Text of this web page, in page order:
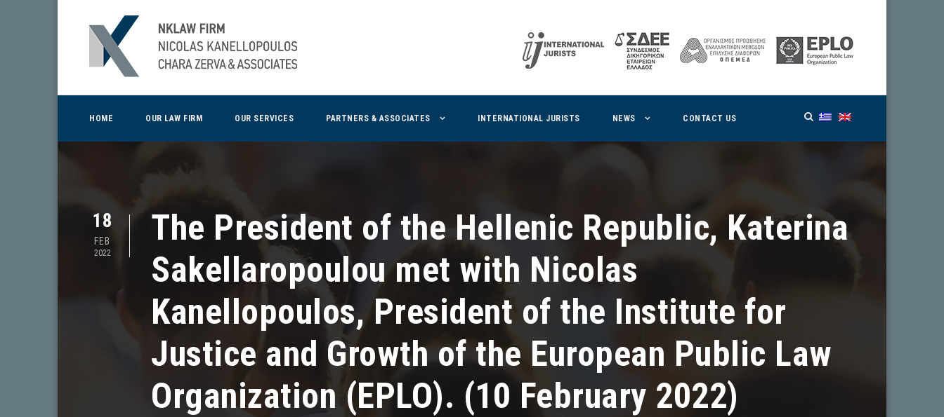
HOME OUR LAW FIRM OUR SERVICES PARTNERS & ASSOCIATES INTERNATIONAL JURISTS NEWS CONTACT US
18
FEB
2022
The President of the Hellenic Republic, Katerina
Sakellaropoulou met with Nicolas
Kanellopoulos, President of the Institute for
Justice and Growth of the European Public Law
Organization (EPLO). (10 February 2022)